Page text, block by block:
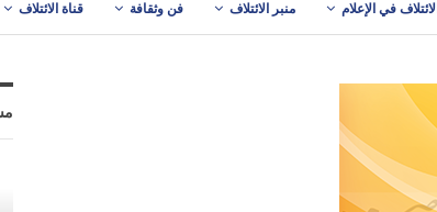
الائتلاف في الإعلام منبر الائتلاف فن وثقافة قناة الائتلاف